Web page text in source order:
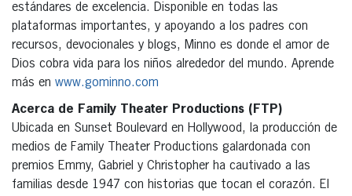
estándares de excelencia. Disponible en todas las
plataformas importantes, y apoyando a los padres con
recursos, devocionales y blogs, Minno es donde el amor de
Dios cobra vida para los niños alrededor del mundo. Aprende
más en www.gominno.com
Acerca de Family Theater Productions (FTP)
Ubicada en Sunset Boulevard en Hollywood, la producción de
medios de Family Theater Productions galardonada con
premios Emmy, Gabriel y Christopher ha cautivado a las
familias desde 1947 con historias que tocan el corazón. El